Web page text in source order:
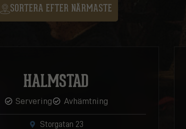
SORTERA EFTER NÄRMASTE
HALMSTAD
Servering Avhämtning
Storgatan 23